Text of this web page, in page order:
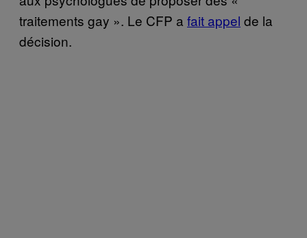
traitements gay ». Le CFP a fait appel de la
décision.